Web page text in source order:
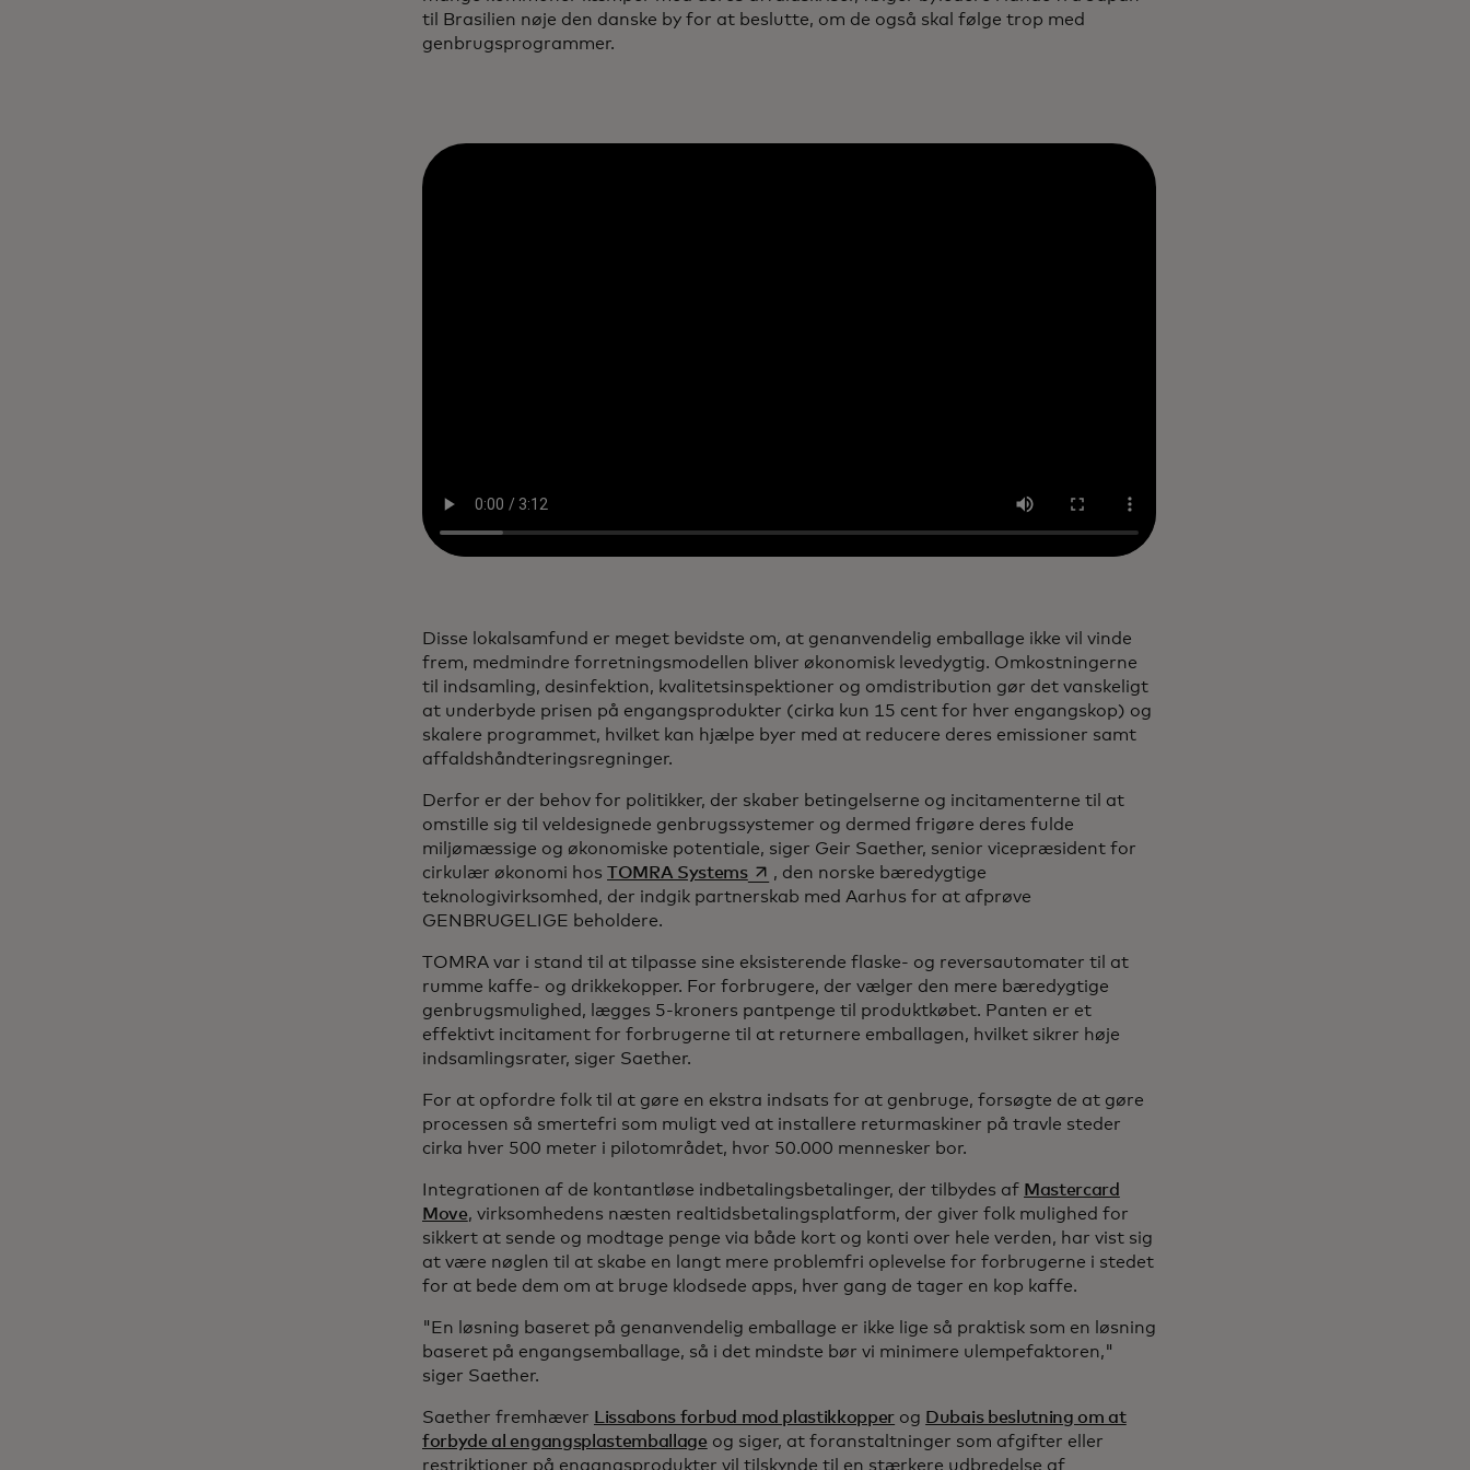
til Brasilien nøje den danske by for at beslutte, om de også skal følge trop med
genbrugsprogrammer.
Disse lokalsamfund er meget bevidste om, at genanvendelig emballage ikke vil vinde
frem, medmindre forretningsmodellen bliver økonomisk levedygtig. Omkostningerne
til indsamling, desinfektion, kvalitetsinspektioner og omdistribution gør det vanskeligt
at underbyde prisen på engangsprodukter (cirka kun 15 cent for hver engangskop) og
skalere programmet, hvilket kan hjælpe byer med at reducere deres emissioner samt
affaldshåndteringsregninger.
Derfor er der behov for politikker, der skaber betingelserne og incitamenterne til at
omstille sig til veldesignede genbrugssystemer og dermed frigøre deres fulde
miljømæssige og økonomiske potentiale, siger Geir Saether, senior vicepræsident for
cirkulær økonomi hos TOMRA Systemsopens in a new tab
, den norske bæredygtige
teknologivirksomhed, der indgik partnerskab med Aarhus for at afprøve
GENBRUGELIGE beholdere.
TOMRA var i stand til at tilpasse sine eksisterende flaske- og reversautomater til at
rumme kaffe- og drikkekopper. For forbrugere, der vælger den mere bæredygtige
genbrugsmulighed, lægges 5-kroners pantpenge til produktkøbet. Panten er et
effektivt incitament for forbrugerne til at returnere emballagen, hvilket sikrer høje
indsamlingsrater, siger Saether.
For at opfordre folk til at gøre en ekstra indsats for at genbruge, forsøgte de at gøre
processen så smertefri som muligt ved at installere returmaskiner på travle steder
cirka hver 500 meter i pilotområdet, hvor 50.000 mennesker bor.
Integrationen af de kontantløse indbetalingsbetalinger, der tilbydes af Mastercard
Move, virksomhedens næsten realtidsbetalingsplatform, der giver folk mulighed for
sikkert at sende og modtage penge via både kort og konti over hele verden, har vist sig
at være nøglen til at skabe en langt mere problemfri oplevelse for forbrugerne i stedet
for at bede dem om at bruge klodsede apps, hver gang de tager en kop kaffe.
"En løsning baseret på genanvendelig emballage er ikke lige så praktisk som en løsning
baseret på engangsemballage, så i det mindste bør vi minimere ulempefaktoren,"
siger Saether.
Saether fremhæver Lissabons forbud mod plastikkopper og Dubais beslutning om at
forbyde al engangsplastemballage og siger, at foranstaltninger som afgifter eller
restriktioner på engangsprodukter vil tilskynde til en stærkere udbredelse af